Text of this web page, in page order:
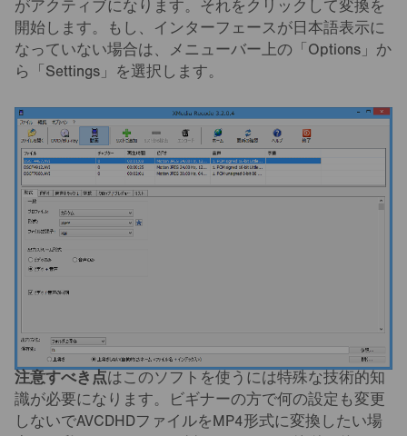
がアクティブになります。それをクリックして変換を
開始します。もし、インターフェースが日本語表示に
なっていない場合は、メニューバー上の「Options」か
ら「Settings」を選択します。
注意すべき点はこのソフトを使うには特殊な技術的知
識が必要になります。ビギナーの方で何の設定も変更
しないでAVCDHDファイルをMP4形式に変換したい場